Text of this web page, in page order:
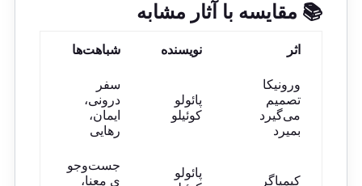
📚 مقایسه با آثار مشابه
اثر نویسنده شباهت‌ها
ورونیکا
تصمیم
می‌گیرد
بمیرد
پائولو
کوئیلو
سفر
درونی،
ایمان،
رهایی
کیمیاگر
پائولو
جست‌وجو
ی معنا،